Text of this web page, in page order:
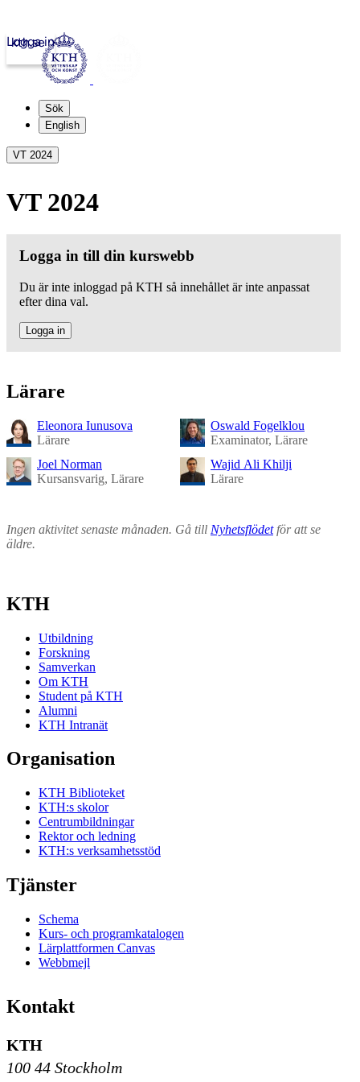
kth.se
Logga in
Sök
English
VT 2024
VT 2024
Logga in till din kurswebb
Du är inte inloggad på KTH så innehållet är inte anpassat
efter dina val.
Logga in
Lärare
Eleonora Iunusova
Lärare
Joel Norman
Kursansvarig, Lärare
Oswald Fogelklou
Examinator, Lärare
Wajid Ali Khilji
Lärare
Ingen aktivitet senaste månaden. Gå till Nyhetsflödetför att se
äldre.
KTH
Utbildning
Forskning
Samverkan
Om KTH
Student på KTH
Alumni
KTH Intranät
Organisation
KTH Biblioteket
KTH:s skolor
Centrumbildningar
Rektor och ledning
KTH:s verksamhetsstöd
Tjänster
Schema
Kurs- och programkatalogen
Lärplattformen Canvas
Webbmejl
Kontakt
KTH
100 44 Stockholm